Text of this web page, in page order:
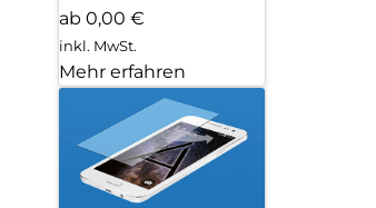
ab 0,00 €
inkl. MwSt.
Mehr erfahren